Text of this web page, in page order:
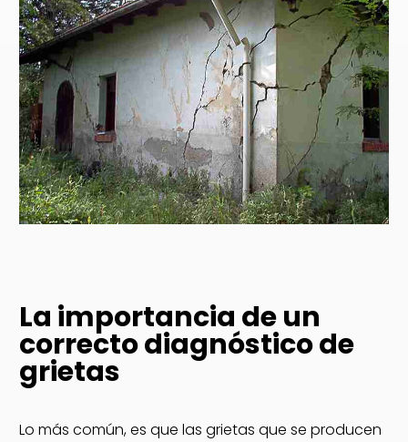
La importancia de un
correcto diagnóstico de
grietas
Lo más común, es que las grietas que se producen